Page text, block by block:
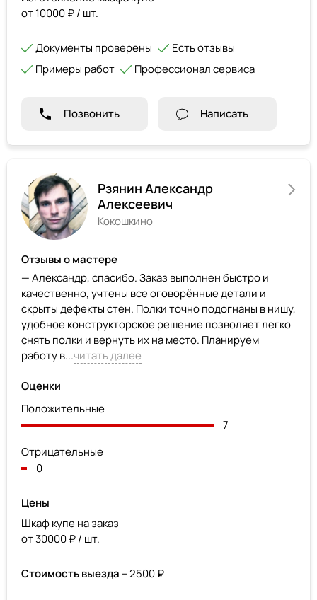
от 10000 ₽ / шт.
Документы проверены
Есть отзывы
Примеры работ
Профессионал сервиса
Позвонить Написать
Рзянин Александр
Алексеевич
Кокошкино
Отзывы о мастере
— Александр, спасибо. Заказ выполнен быстро и
качественно, учтены все оговорённые детали и
скрыты дефекты стен. Полки точно подогнаны в нишу,
удобное конструкторское решение позволяет легко
снять полки и вернуть их на место. Планируем
работу в...читать далее
Оценки
Положительные
7
Отрицательные
0
Цены
Шкаф купе на заказ
от 30000 ₽ / шт.
Стоимость выезда – 2500 ₽